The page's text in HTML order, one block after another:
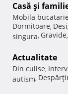
Casă şi
Mobila bucatarie
Dormitoare,
singura, Gravide,
Actualitate
Din culise,
autism,